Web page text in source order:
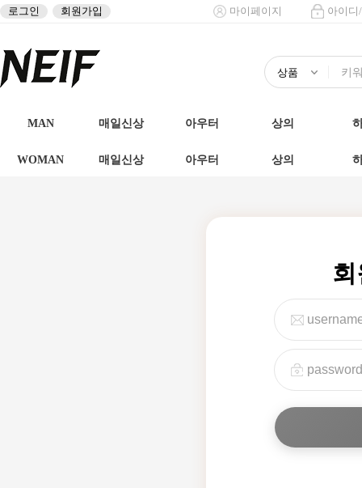
로그인 회원가입 마이페이지 아이디
MAN 매일신상 아우터 상의
WOMAN 매일신상 아우터 상의